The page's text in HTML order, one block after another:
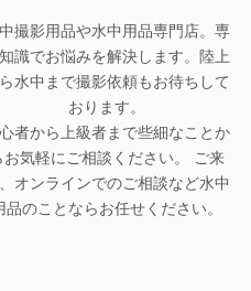
撮影用品や水中用品専門店。専
識でお悩みを解決します。陸上
水中まで撮影依頼もお待ちして
おります。
者から上級者まで些細なことか
お気軽にご相談ください。 ご来
オンラインでのご相談など水中
品のことならお任せください。